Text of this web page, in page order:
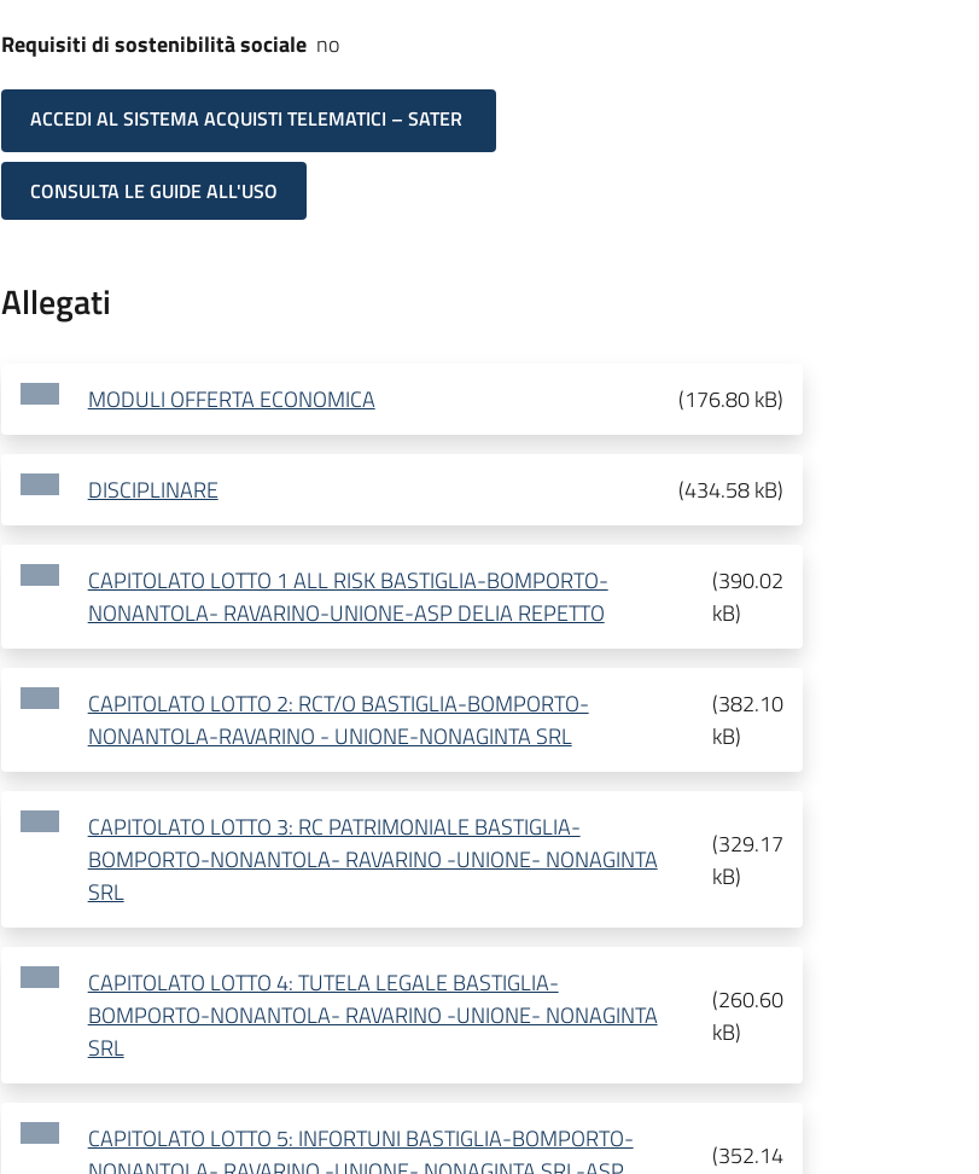
Requisiti di sostenibilità sociale no
ACCEDI AL SISTEMA ACQUISTI TELEMATICI – SATER
CONSULTA LE GUIDE ALL'USO
Allegati
MODULI OFFERTA ECONOMICA (176.80 kB)
DISCIPLINARE (434.58 kB)
CAPITOLATO LOTTO 1 ALL RISK BASTIGLIA-BOMPORTO-
NONANTOLA- RAVARINO-UNIONE-ASP DELIA REPETTO
(390.02
kB)
CAPITOLATO LOTTO 2: RCT/O BASTIGLIA-BOMPORTO-
NONANTOLA-RAVARINO - UNIONE-NONAGINTA SRL
(382.10
kB)
CAPITOLATO LOTTO 3: RC PATRIMONIALE BASTIGLIA-
BOMPORTO-NONANTOLA- RAVARINO -UNIONE- NONAGINTA
SRL
(329.17
kB)
CAPITOLATO LOTTO 4: TUTELA LEGALE BASTIGLIA-
BOMPORTO-NONANTOLA- RAVARINO -UNIONE- NONAGINTA
SRL
(260.60
kB)
CAPITOLATO LOTTO 5: INFORTUNI BASTIGLIA-BOMPORTO-
(352.14